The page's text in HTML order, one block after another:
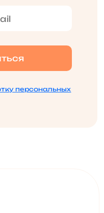
персональных